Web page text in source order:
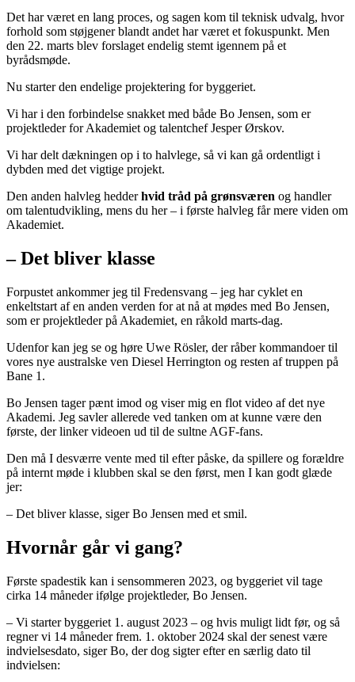
Det har været en lang proces, og sagen kom til teknisk udvalg, hvor
forhold som støjgener blandt andet har været et fokuspunkt. Men
den 22. marts blev forslaget endelig stemt igennem på et
byrådsmøde.
Nu starter den endelige projektering for byggeriet.
Vi har i den forbindelse snakket med både Bo Jensen, som er
projektleder for Akademiet og talentchef Jesper Ørskov.
Vi har delt dækningen op i to halvlege, så vi kan gå ordentligt i
dybden med det vigtige projekt.
Den anden halvleg hedderhvid tråd på grønsværen og handler
om talentudvikling, mens du her – i første halvleg får mere viden om
Akademiet.
– Det bliver klasse
Forpustet ankommer jeg til Fredensvang – jeg har cyklet en
enkeltstart af en anden verden for at nå at mødes med Bo Jensen,
som er projektleder på Akademiet, en råkold marts-dag.
Udenfor kan jeg se og høre Uwe Rösler, der råber kommandoer til
vores nye australske ven Diesel Herrington og resten af truppen på
Bane 1.
Bo Jensen tager pænt imod og viser mig en flot video af det nye
Akademi. Jeg savler allerede ved tanken om at kunne være den
første, der linker videoen ud til de sultne AGF-fans.
Den må I desværre vente med til efter påske, da spillere og forældre
på internt møde i klubben skal se den først, men I kan godt glæde
jer:
– Det bliver klasse, siger Bo Jensen med et smil.
Hvornår går vi gang?
Første spadestik kan i sensommeren 2023, og byggeriet vil tage
cirka 14 måneder ifølge projektleder, Bo Jensen.
– Vi starter byggeriet 1. august 2023 – og hvis muligt lidt før, og så
regner vi 14 måneder frem. 1. oktober 2024 skal der senest være
indvielsesdato, siger Bo, der dog sigter efter en særlig dato til
indvielsen: